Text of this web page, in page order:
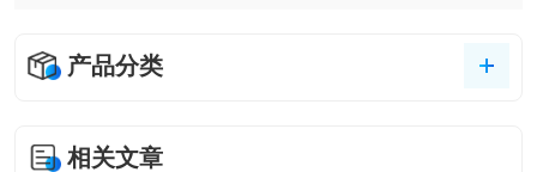
产品分类
相关文章